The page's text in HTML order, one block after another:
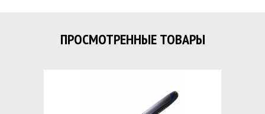
ПРОСМОТРЕННЫЕ ТОВАРЫ